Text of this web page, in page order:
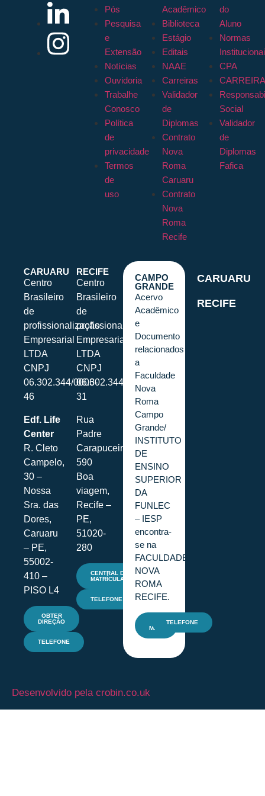
Pós
Pesquisa
e
Extensão
Notícias
Ouvidoria
Trabalhe
Conosco
Política
de
privacidade
Termos
de
uso
Acadêmico
Biblioteca
Estágio
Editais
NAAE
Carreiras
Validador
de
Diplomas
Contrato
Nova
Roma
Caruaru
Contrato
Nova
Roma
Recife
do
Aluno
Normas
CPA
Social
Validador
de
Diplomas
Fafica
CARUARU
Centro
Brasileiro
de
profissionalização
Empresarial
LTDA
CNPJ
06.302.344/0006-
46
Edf. Life
Center
R. Cleto
Campelo,
30 –
Nossa
Sra. das
Dores,
Caruaru
– PE,
55002-
410 –
PISO L4
OBTER
DIREÇÃO
TELEFONE
RECIFE
Centro
Brasileiro
de
profissionalização
Empresarial
LTDA
CNPJ
06.302.344/0001-
31
Rua
Padre
Carapuceiro,
590
Boa
viagem,
Recife –
PE,
51020-
280
CENTRAL DE
MATRÍCULAS
TELEFONE
CAMPO
GRANDE
Acervo
Acadêmico
e
Documento
relacionados
a
Faculdade
Nova
Roma
Campo
Grande/
INSTITUTO
DE
ENSINO
SUPERIOR
DA
FUNLEC
– IESP
encontra-
se na
FACULDADE
NOVA
ROMA
RECIFE.
MAIL
TELEFONE
CARUARU
RECIFE
Desenvolvido pela crobin.co.uk